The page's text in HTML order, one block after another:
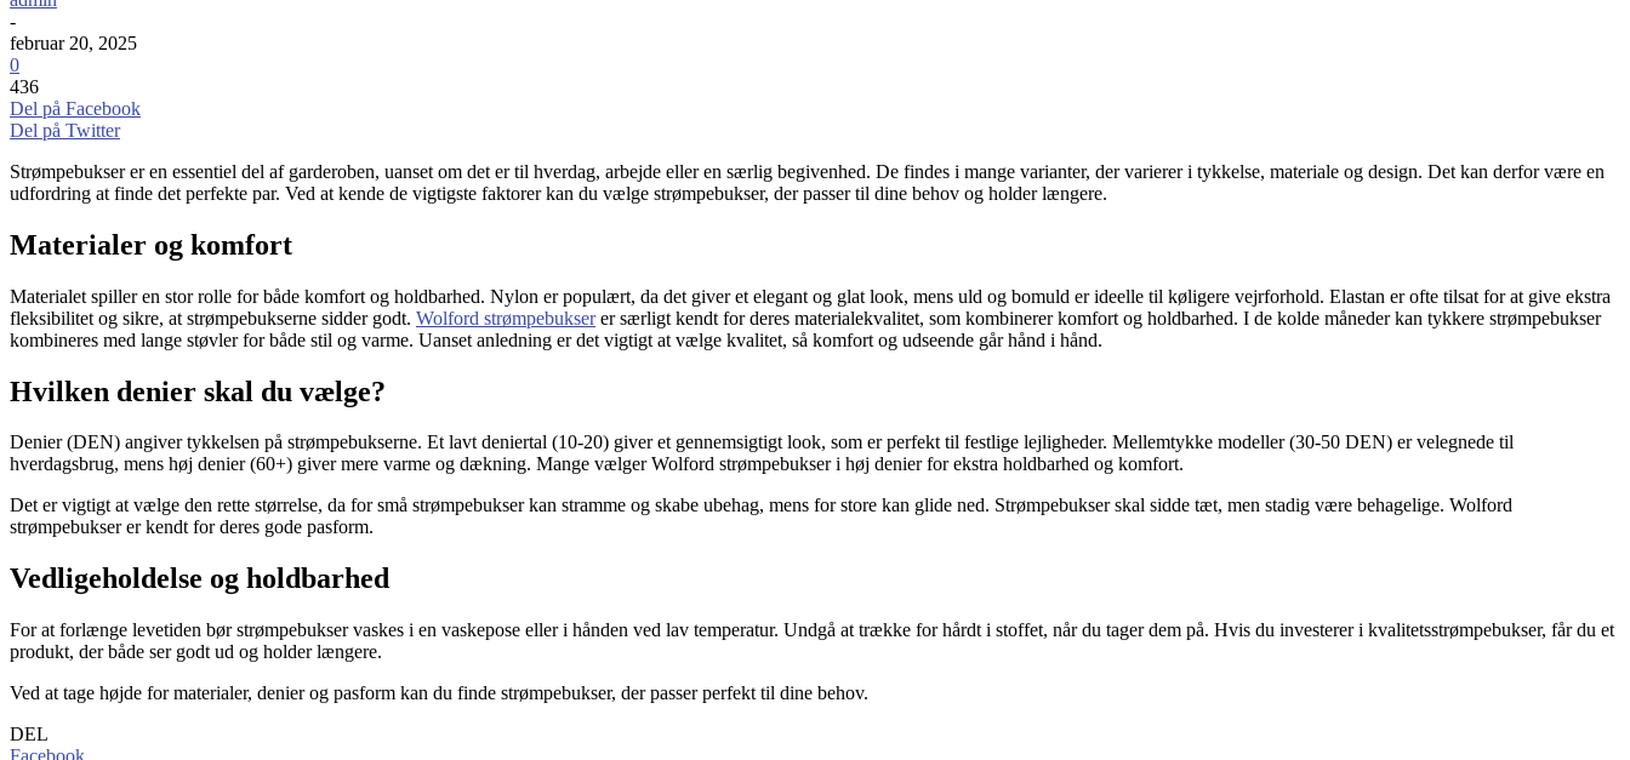
-
februar 20, 2025
0
436
Del på Facebook
Del på Twitter
Strømpebukser er en essentiel del af garderoben, uanset om det er til hverdag, arbejde eller en særlig begivenhed. De findes i mange varianter, der varierer i tykkelse, materiale og design. Det kan derfor være en
udfordring at finde det perfekte par. Ved at kende de vigtigste faktorer kan du vælge strømpebukser, der passer til dine behov og holder længere.
Materialer og komfort
Materialet spiller en stor rolle for både komfort og holdbarhed. Nylon er populært, da det giver et elegant og glat look, mens uld og bomuld er ideelle til køligere vejrforhold. Elastan er ofte tilsat for at give ekstra
fleksibilitet og sikre, at strømpebukserne sidder godt. Wolford strømpebukserer særligt kendt for deres materialekvalitet, som kombinerer komfort og holdbarhed. I de kolde måneder kan tykkere strømpebukser
kombineres med lange støvler for både stil og varme. Uanset anledning er det vigtigt at vælge kvalitet, så komfort og udseende går hånd i hånd.
Hvilken denier skal du vælge?
Denier (DEN) angiver tykkelsen på strømpebukserne. Et lavt deniertal (10-20) giver et gennemsigtigt look, som er perfekt til festlige lejligheder. Mellemtykke modeller (30-50 DEN) er velegnede til
hverdagsbrug, mens høj denier (60+) giver mere varme og dækning. Mange vælger Wolford strømpebukser i høj denier for ekstra holdbarhed og komfort.
Det er vigtigt at vælge den rette størrelse, da for små strømpebukser kan stramme og skabe ubehag, mens for store kan glide ned. Strømpebukser skal sidde tæt, men stadig være behagelige. Wolford
strømpebukser er kendt for deres gode pasform.
Vedligeholdelse og holdbarhed
For at forlænge levetiden bør strømpebukser vaskes i en vaskepose eller i hånden ved lav temperatur. Undgå at trække for hårdt i stoffet, når du tager dem på. Hvis du investerer i kvalitetsstrømpebukser, får du et
produkt, der både ser godt ud og holder længere.
Ved at tage højde for materialer, denier og pasform kan du finde strømpebukser, der passer perfekt til dine behov.
DEL